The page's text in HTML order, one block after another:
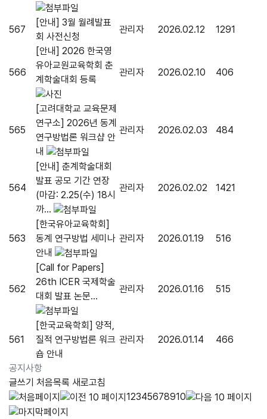
공지사항
567
[안내] 3월 월례발표
회 사전신청
관리자 2026.02.12 1291
566
[안내] 2026 한국영
유아교원교육학회 춘
계학술대회 등록
관리자 2026.02.10 406
565
[고려대학교 교육문제
연구소] 2026년 동계
연구방법론 워크샵 안
내
관리자 2026.02.03 484
564
[안내] 춘계학술대회
발표 공모 기간 연장
(마감: 2.25(수) 18시
까...
관리자 2026.02.02 1421
563
[한국유아교육학회]
동계 연구방법 세미나
안내
관리자 2026.01.19 516
562
[Call for Papers]
26th ICER 국제학술
대회 발표 논문...
관리자 2026.01.16 515
561
[한국교육학회] 양적,
질적 연구방법론 워크
숍 안내
관리자 2026.01.14 466
글쓰기 처음목록 새로고침
12345678910